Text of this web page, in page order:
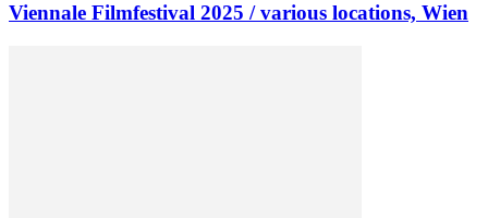
Viennale Filmfestival 2025 / various locations, Wien